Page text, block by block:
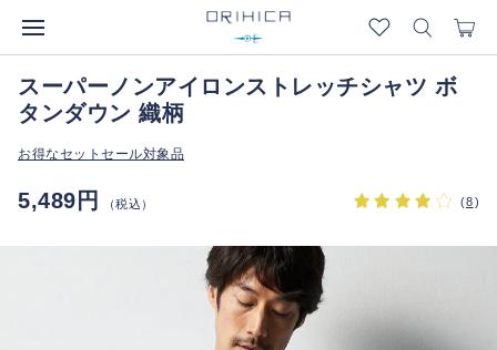
スーパーノンアイロンストレッチシャツ ボ
タンダウン 織柄
お得なセットセール対象品
5,489円 （税込） (8)